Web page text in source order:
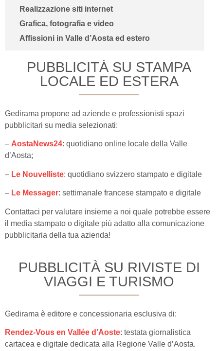
Realizzazione siti internet
Grafica, fotografia e video
Affissioni in Valle d’Aosta ed estero
PUBBLICITÀ SU STAMPA
LOCALE ED ESTERA
Gedirama propone ad aziende e professionisti spazi
pubblicitari su media selezionati:
– AostaNews24: quotidiano online locale della Valle
d’Aosta;
– Le Nouvelliste: quotidiano svizzero stampato e digitale
– Le Messager: settimanale francese stampato e digitale
Contattaci per valutare insieme a noi quale potrebbe essere
il media stampato o digitale più adatto alla comunicazione
pubblicitaria della tua azienda!
PUBBLICITÀ SU RIVISTE DI
VIAGGI E TURISMO
Gedirama è editore e concessionaria esclusiva di:
Rendez-Vous en Vallée d’Aoste: testata giornalistica
cartacea e digitale dedicata alla Regione Valle d’Aosta.